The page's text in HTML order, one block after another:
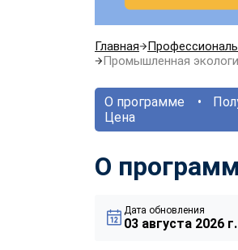
Главная
Промышленная
О программе
Цена
О
Дата обновления
03 августа 2026 г.